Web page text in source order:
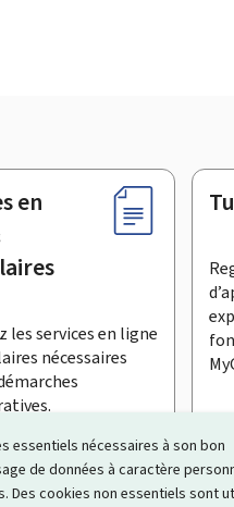
essentiels nécessaires à son bon
de données à caractère
Des cookies non essentiels sont
en
les services en ligne
nécessaires
S’inscrire à la